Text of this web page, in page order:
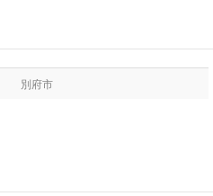
別府市